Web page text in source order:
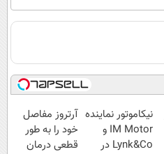
نیکاموتور نماینده
IM Motor و
Lynk&Co در
آرتروز مفاصل
خود را به طور
قطعی درمان